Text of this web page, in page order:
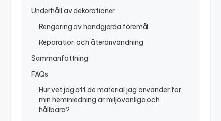
Underhåll av dekorationer
Rengöring av handgjorda föremål
Reparation och återanvändning
Sammanfattning
FAQs
Hur vet jag att de material jag använder för
min heminredning är miljövänliga och
hållbara?